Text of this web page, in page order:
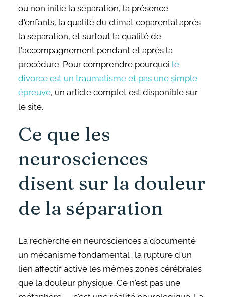
ou non initié la séparation, la présence
d'enfants, la qualité du climat coparental après
la séparation, et surtout la qualité de
l'accompagnement pendant et après la
procédure. Pour comprendre pourquoi le
divorce est un traumatisme et pas une simple
épreuve, un article complet est disponible sur
le site.
Ce que les
neurosciences
disent sur la douleur
de la séparation
La recherche en neurosciences a documenté
un mécanisme fondamental : la rupture d'un
lien affectif active les mêmes zones cérébrales
que la douleur physique. Ce n'est pas une